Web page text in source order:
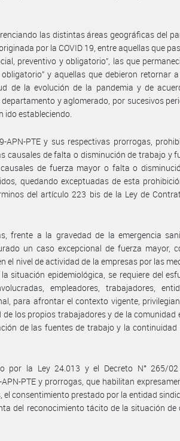
las distintas áreas geográficas del
por la COVID 19, entre aquellas que
preventivo y obligatorio”, las que
y aquellas que debieron retornar
de la evolución de la pandemia y de
y aglomerado, por sucesivos
ido estableciendo.
APN-PTE y sus respectivas prorrogas,
causales de falta o disminución de trabajo y
de fuerza mayor o falta o
quedando exceptuadas de esta
del artículo 223 bis de la Ley de
frente a la gravedad de la emergencia
un caso excepcional de fuerza mayor,
el nivel de actividad de la empresas por las
situación epidemiológica, se requiere del
empleadores, trabajadores,
para afrontar el contexto vigente,
los propios trabajadores y de la comunidad
de las fuentes de trabajo y la continuidad
por la Ley 24.013 y el Decreto N° 265/
PTE y prorrogas, que habilitan
el consentimiento prestado por la entidad
del reconocimiento tácito de la situación de